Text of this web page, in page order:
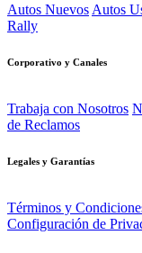
Autos Nuevos Autos
Rally
Corporativo y Canales
Trabaja con Nosotros
de Reclamos
Legales y Garantías
Términos y
Configuración de